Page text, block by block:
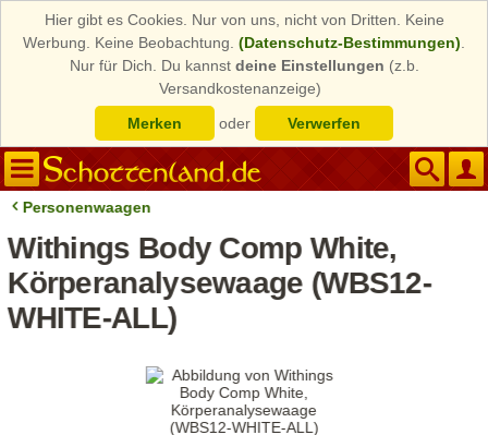
Hier gibt es Cookies. Nur von uns, nicht von Dritten. Keine
Werbung. Keine Beobachtung. (Datenschutz-Bestimmungen)
Nur für Dich. Du kannst deine Einstellungen (z.b.
Versandkostenanzeige)
Merken
oder Verwerfen
Personenwaagen
Withings Body Comp White,
Körperanalysewaage (WBS12-
WHITE-ALL)